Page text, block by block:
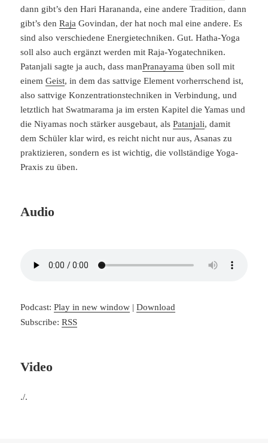
dann gibt’s den Hari Harananda, eine andere Tradition, dann
gibt’s denRaja Govindan, der hat noch mal eine andere. Es
sind also verschiedene Energietechniken. Gut. Hatha-Yoga
soll also auch ergänzt werden mit Raja-Yogatechniken.
Patanjali sagte ja auch, dass manPranayama üben soll mit
einemGeist, in dem das sattvige Element vorherrschend ist,
also sattvige Konzentrationstechniken in Verbindung, und
letztlich hat Swatmarama ja im ersten Kapitel die Yamas und
die Niyamas noch stärker ausgebaut, alsPatanjali, damit
dem Schüler klar wird, es reicht nicht nur aus, Asanas zu
praktizieren, sondern es ist wichtig, die vollständige Yoga-
Praxis zu üben.
Audio
Podcast:Play in new window |Download
Subscribe:RSS
Video
./.